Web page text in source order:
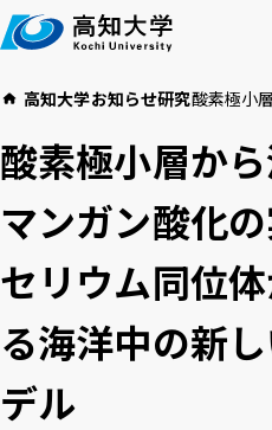
本
文
在学生の方
企業・一般の方
高知大学について
入試情報
研究・社会連携
高知大学お知らせ研究酸素極小
酸素極小層か
マンガン酸化の
セリウム同位
る海洋中の新
デル――